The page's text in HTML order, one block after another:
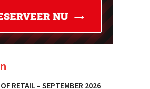
RETAIL – SEPTEMBER 2026